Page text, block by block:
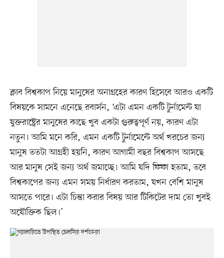
ক্লাব বিশ্বকাপ নিয়ে মানুষের অনাগ্রহের কারণ হিসেবে আরও একটি
বিষয়কে সামনে এনেছে রবার্সন, ‘এটা এমন একটি টুর্নামেন্ট যা
যুক্তরাষ্ট্রের মানুষের কাছে খুব একটা গুরুত্বপূর্ণ নয়, কারণ এটা
নতুন। আমি মনে করি, এমন একটি টুর্নামেন্টে অর্থ খরচের জন্য
মানুষ ততটা আগ্রহী হয়নি, কারণ আগামী বছর বিশ্বকাপ আসছে
আর মানুষ সেই জন্য অর্থ জমাচ্ছে। আমি যদি ফিফা হতাম, তবে
বিশ্বকাপের জন্য এমন সময় নির্ধারণ করতাম, যখন বেশি মানুষ
আসতে পারে। এটা চিন্তা করার বিষয় আর টিকিটের দাম তো খুবই
অযৌক্তিক ছিল।’